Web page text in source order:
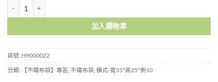
加入購物車
貨號: H9000022
分類:
【不織布袋】專區, 不織布袋, 橫式-寬35*高25*側10